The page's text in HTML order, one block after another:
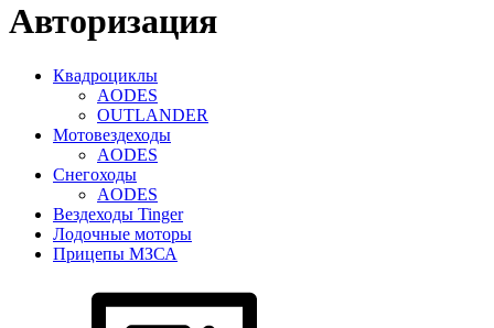
Авторизация
Квадроциклы
AODES
OUTLANDER
Мотовездеходы
AODES
Снегоходы
AODES
Вездеходы Tinger
Лодочные моторы
Прицепы МЗСА